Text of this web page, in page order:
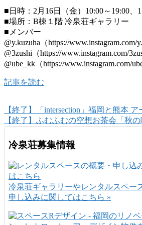
■日時：2月16日（金）10:00～19:00、
■場所：B棟１階 冷泉荘ギャラリー
■メンバー
@y.kuzuha（https://www.instagram.com/
@3zushi（https://www.instagram.com/
@ube_kk（https://www.instagram.com/
記事を読む
【終了】「intersection」福岡と熊本
【終了】ふむふむの空想お茶会「秋
冷泉荘募集情報
冷泉荘ギャラリーやレンタルスペー
申し込みに関してはこちら »